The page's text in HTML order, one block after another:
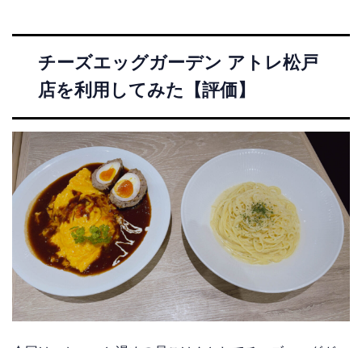
チーズエッグガーデン アトレ松戸
店を利用してみた【評価】